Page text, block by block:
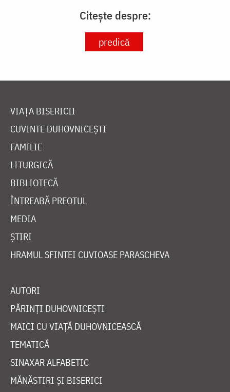
Citește despre:
predică
VIAȚA BISERICII
CUVINTE DUHOVNICEȘTI
FAMILIE
LITURGICĂ
BIBLIOTECĂ
ÎNTREABĂ PREOTUL
MEDIA
ȘTIRI
HRAMUL SFINTEI CUVIOASE PARASCHEVA
AUTORI
PĂRINȚI DUHOVNICEȘTI
MAICI CU VIAȚĂ DUHOVNICEASCĂ
TEMATICĂ
SINAXAR ALFABETIC
MĂNĂSTIRI ȘI BISERICI